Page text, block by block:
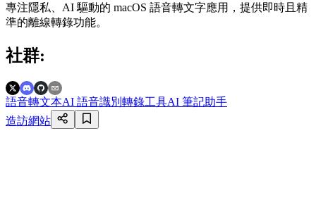
專注隱私、AI 驅動的 macOS 語音轉文字應用，提供即時且精
準的離線轉錄功能。
社群:
語音轉文本AI 語音識別 轉錄工具AI 筆記助手
造訪網站